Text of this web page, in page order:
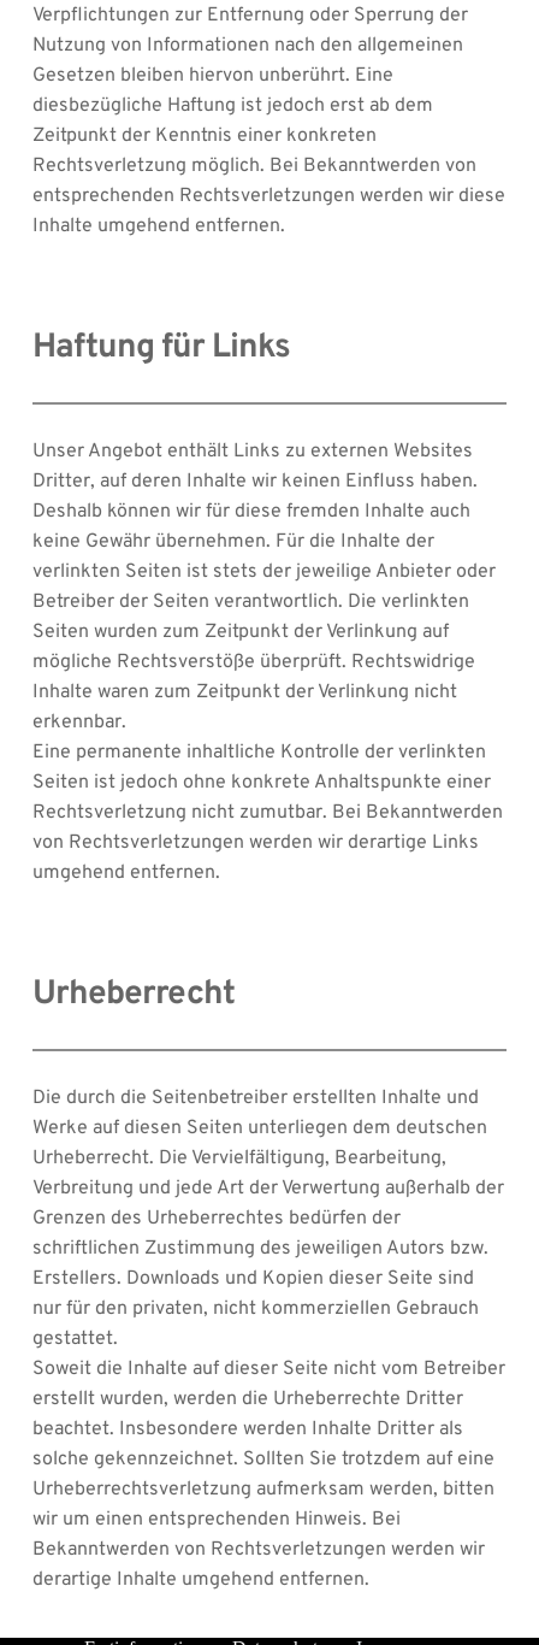
Verpflichtungen zur Entfernung oder Sperrung der
Nutzung von Informationen nach den allgemeinen
Gesetzen bleiben hiervon unberührt. Eine
diesbezügliche Haftung ist jedoch erst ab dem
Zeitpunkt der Kenntnis einer konkreten
Rechtsverletzung möglich. Bei Bekanntwerden von
entsprechenden Rechtsverletzungen werden wir diese
Inhalte umgehend entfernen.
Haftung für Links
Unser Angebot enthält Links zu externen Websites
Dritter, auf deren Inhalte wir keinen Einfluss haben.
Deshalb können wir für diese fremden Inhalte auch
keine Gewähr übernehmen. Für die Inhalte der
verlinkten Seiten ist stets der jeweilige Anbieter oder
Betreiber der Seiten verantwortlich. Die verlinkten
Seiten wurden zum Zeitpunkt der Verlinkung auf
mögliche Rechtsverstöße überprüft. Rechtswidrige
Inhalte waren zum Zeitpunkt der Verlinkung nicht
erkennbar.
Eine permanente inhaltliche Kontrolle der verlinkten
Seiten ist jedoch ohne konkrete Anhaltspunkte einer
Rechtsverletzung nicht zumutbar. Bei Bekanntwerden
von Rechtsverletzungen werden wir derartige Links
umgehend entfernen.
Urheberrecht
Die durch die Seitenbetreiber erstellten Inhalte und
Werke auf diesen Seiten unterliegen dem deutschen
Urheberrecht. Die Vervielfältigung, Bearbeitung,
Verbreitung und jede Art der Verwertung außerhalb der
Grenzen des Urheberrechtes bedürfen der
schriftlichen Zustimmung des jeweiligen Autors bzw.
Erstellers. Downloads und Kopien dieser Seite sind
nur für den privaten, nicht kommerziellen Gebrauch
gestattet.
Soweit die Inhalte auf dieser Seite nicht vom Betreiber
erstellt wurden, werden die Urheberrechte Dritter
beachtet. Insbesondere werden Inhalte Dritter als
solche gekennzeichnet. Sollten Sie trotzdem auf eine
Urheberrechtsverletzung aufmerksam werden, bitten
wir um einen entsprechenden Hinweis. Bei
Bekanntwerden von Rechtsverletzungen werden wir
derartige Inhalte umgehend entfernen.